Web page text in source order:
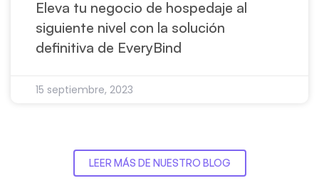
Eleva tu negocio de hospedaje al
siguiente nivel con la solución
definitiva de EveryBind
15 septiembre, 2023
LEER MÁS DE NUESTRO BLOG